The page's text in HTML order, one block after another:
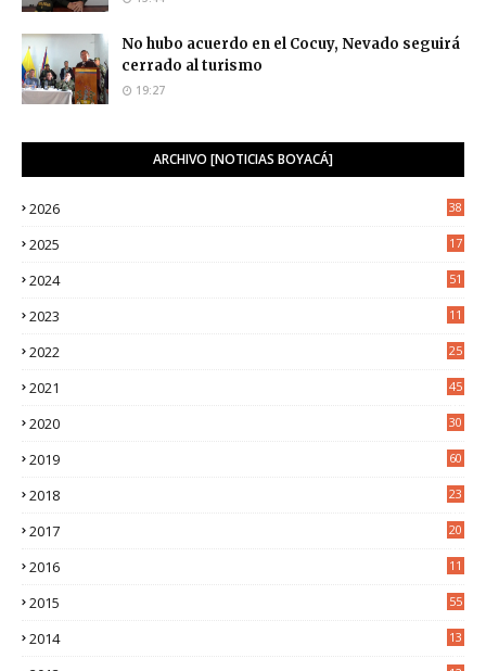
No hubo acuerdo en el Cocuy, Nevado seguirá
cerrado al turismo
19:27
ARCHIVO [NOTICIAS BOYACÁ]
2026 38
2025
17
2024 51
2023
11
2022
25
2021
45
2020
30
2019 60
2018
23
2017
20
2016
11
2015 55
2014
13